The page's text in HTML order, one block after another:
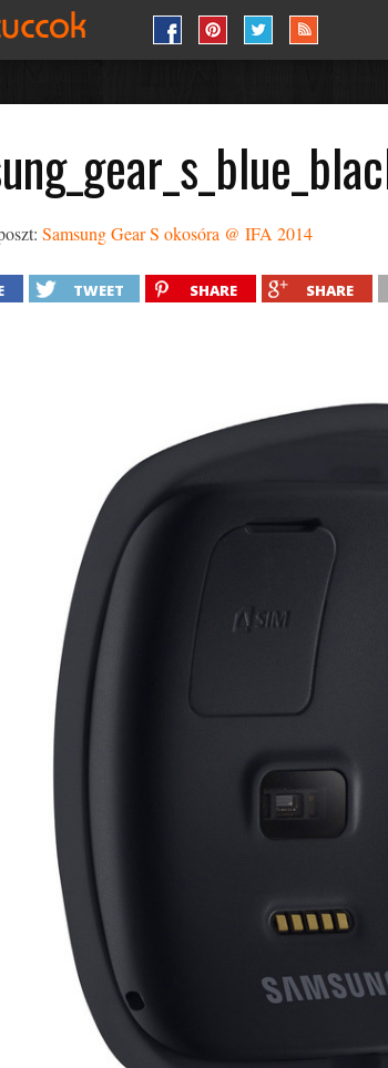
Samsung Gear S okosóra @ IFA 2014
TWEET SHARE SHARE